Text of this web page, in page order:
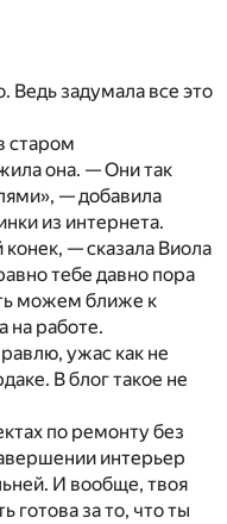
Ведь задумала все это
старом
она. — Они так
— добавила
из интернета.
— сказала Виола
тебе давно пора
можем ближе к
на работе.
ужас как не
В блог такое не
по ремонту без
интерьер
И вообще, твоя
готова за то, что ты